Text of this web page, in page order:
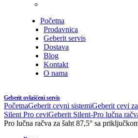
Početna
Prodavnica
Geberit servis
Dostava
Blog
Kontakt
O nama
Geberit ovlašćeni servis
PočetnaGeberit cevni sistemiGeberit cevi
Silent Pro ceviGeberit Silent-Pro lučna
Pro lučna račva za šaht 87,5° sa